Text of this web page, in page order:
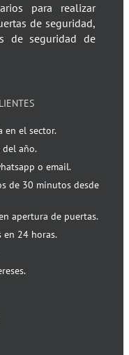
para realizar
de seguridad,
de seguridad de
en el sector.
año.
o email.
de 30 minutos desde
apertura de puertas.
en 24 horas.